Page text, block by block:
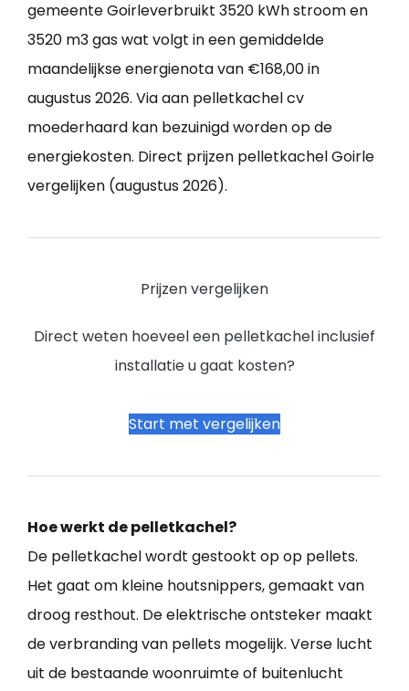
gemeente Goirleverbruikt 3520 kWh stroom en
3520 m3 gas wat volgt in een gemiddelde
maandelijkse energienota van €168,00 in
augustus 2026. Via aan pelletkachel cv
moederhaard kan bezuinigd worden op de
energiekosten. Direct prijzen pelletkachel Goirle
vergelijken (augustus 2026).
Prijzen vergelijken
Direct weten hoeveel een pelletkachel inclusief
installatie u gaat kosten?
Start met vergelijken
Hoe werkt de pelletkachel?
De pelletkachel wordt gestookt op op pellets.
Het gaat om kleine houtsnippers, gemaakt van
droog resthout. De elektrische ontsteker maakt
de verbranding van pellets mogelijk. Verse lucht
uit de bestaande woonruimte of buitenlucht